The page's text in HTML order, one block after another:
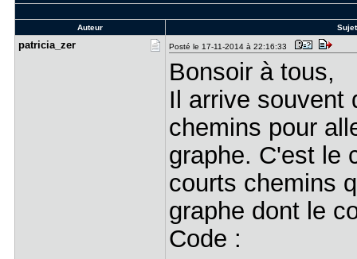
Auteur
patricia_z​er Posté le 17-11-2014 à 22:16:33
Bonsoir à tous,
Il arrive souvent
chemins pour
graphe. C'est le
courts chemins
graphe dont le
Code :